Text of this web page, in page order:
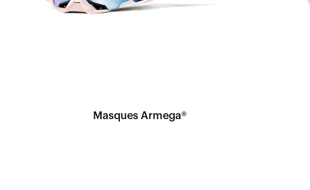
Masques Armega®